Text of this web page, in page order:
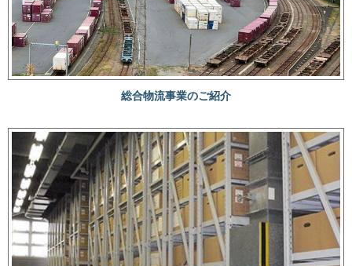
総合物流事業のご紹介